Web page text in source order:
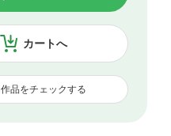
カートへ
作品をチェックする